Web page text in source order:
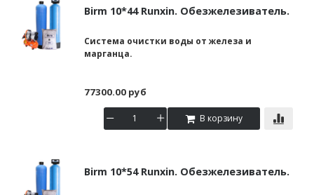
Birm 10*44 Runxin. Обезжелезиватель.
Система очистки воды от железа и
марганца.
77300.00 руб
В корзину
Birm 10*54 Runxin. Обезжелезиватель.